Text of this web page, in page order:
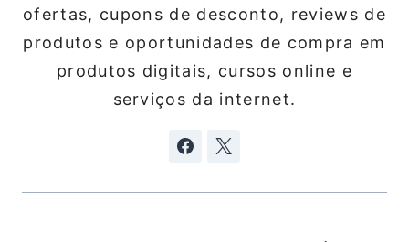
ofertas, cupons de desconto, reviews de
produtos e oportunidades de compra em
produtos digitais, cursos online e
serviços da internet.